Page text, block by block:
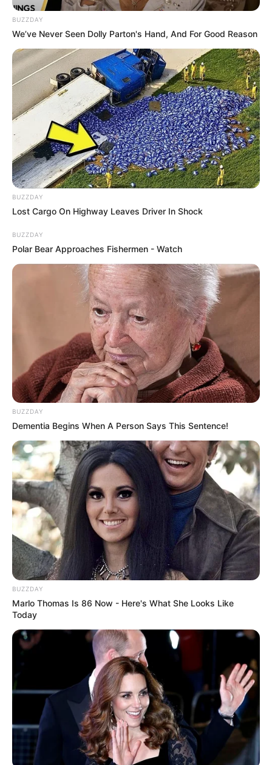
BUZZDAY
We’ve Never Seen Dolly Parton's Hand, And For Good Reason
BUZZDAY
Lost Cargo On Highway Leaves Driver In Shock
BUZZDAY
Polar Bear Approaches Fishermen - Watch
BUZZDAY
Dementia Begins When A Person Says This Sentence!
BUZZDAY
Marlo Thomas Is 86 Now - Here's What She Looks Like
Today